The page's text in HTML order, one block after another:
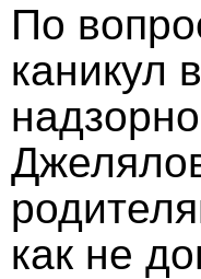
По
каникул
как не